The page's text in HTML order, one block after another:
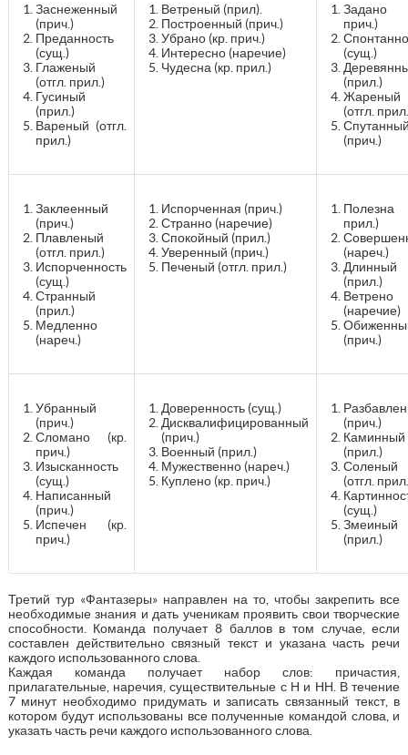
Заснеженный
(прич.)
Преданность
(сущ.)
Глаженый
(отгл. прил.)
Гусиный
(прил.)
Вареный (отгл.
прил.)
Ветреный (прил).
Построенный (прич.)
Убрано (кр. прич.)
Интересно (наречие)
Чудесна (кр. прил.)
Задано
прич.)
(сущ.)
(прил.)
Жареный
(отгл.
(прич.)
Заклеенный
(прич.)
Плавленый
(отгл. прил.)
Испорченность
(сущ.)
Странный
(прил.)
Медленно
(нареч.)
Испорченная (прич.)
Странно (наречие)
Спокойный (прил.)
Уверенный (прич.)
Печеный (отгл. прил.)
Полезна
прил.)
(нареч.)
Длинный
(прил.)
Ветрено
(наречие)
(прич.)
Убранный
(прич.)
Сломано (кр.
прич.)
Изысканность
(сущ.)
Написанный
(прич.)
Испечен (кр.
прич.)
Доверенность (сущ.)
Дисквалифицированный
(прич.)
Военный (прил.)
Мужественно (нареч.)
Куплено (кр. прич.)
(прич.)
Каминный
(прил.)
Соленый
(отгл.
(сущ.)
Змеиный
(прил.)
Третий тур «Фантазеры» направлен на то, чтобы закрепить все
необходимые знания и дать ученикам проявить свои творческие
способности. Команда получает 8 баллов в том случае, если
составлен действительно связный текст и указана часть речи
каждого использованного слова.
Каждая команда получает набор слов: причастия,
прилагательные, наречия, существительные с Н и НН. В течение
7 минут необходимо придумать и записать связанный текст, в
котором будут использованы все полученные командой слова, и
указать часть речи каждого использованного слова.